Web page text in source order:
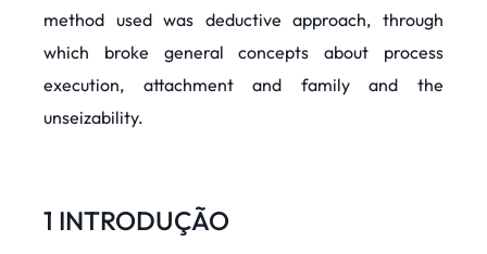
method used was deductive approach, through
which broke general concepts about process
execution, attachment and family and the
unseizability.
1 INTRODUÇÃO